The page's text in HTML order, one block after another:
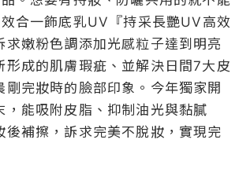
合一飾底乳UV『持采長艷UV高效
求嫩粉色調添加光感粒子達到明亮
形成的肌膚瑕疵、並解決日間7大皮
剛完妝時的臉部印象。今年獨家開
，能吸附皮脂、抑制油光與黏膩
後補擦，訴求完美不脫妝，實現完